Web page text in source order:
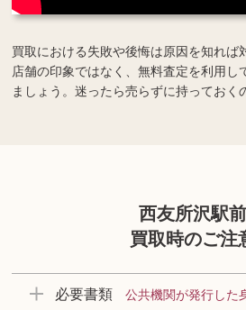
買取における失敗や後悔は原因を知れば
店舗の印象ではなく、無料査定を利用し
ましょう。迷ったら売らずに持っておく
西友所沢駅
買取時のご注
必要書類 公共機関が発行した